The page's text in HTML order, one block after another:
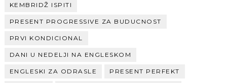
KEMBRIDŽ ISPITI
PRESENT PROGRESSIVE ZA BUDUCNOST
PRVI KONDICIONAL
DANI U NEDELJI NA ENGLESKOM
ENGLESKI ZA ODRASLE PRESENT PERFEKT